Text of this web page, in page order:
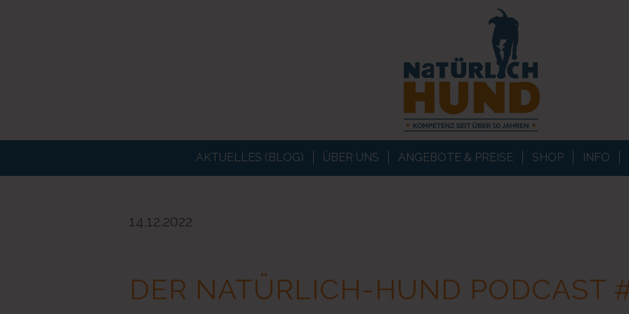
AKTUELLES (BLOG) ÜBER UNS ANGEBOTE & PREISE SHOP INFO
14.12.2022
DER NATÜRLICH-HUND PODCAST